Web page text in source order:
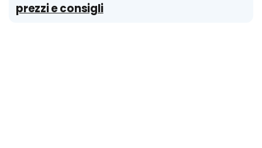
prezzi e consigli